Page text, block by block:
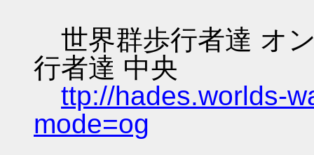
世界群歩行者達 オ
行者達 中央
ttp://hades.worlds-
mode=og